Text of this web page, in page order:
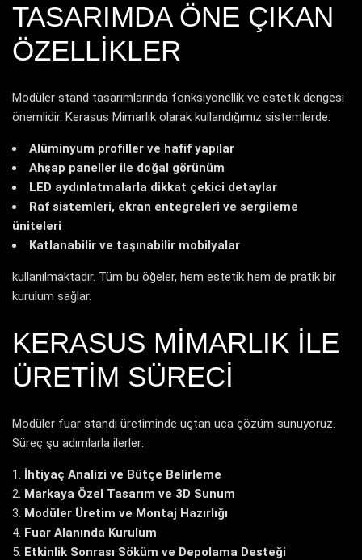
TASARIMDA ÖNE ÇIKAN
ÖZELLIKLER
Modüler stand tasarımlarında fonksiyonellik ve estetik dengesi
önemlidir. Kerasus Mimarlık olarak kullandığımız sistemlerde:
Alüminyum profiller ve hafif yapılar
Ahşap paneller ile doğal görünüm
LED aydınlatmalarla dikkat çekici detaylar
Raf sistemleri, ekran entegreleri ve sergileme
üniteleri
Katlanabilir ve taşınabilir mobilyalar
kullanılmaktadır. Tüm bu öğeler, hem estetik hem de pratik bir
kurulum sağlar.
KERASUS MIMARLIK ILE
ÜRETIM SÜRECI
Modüler fuar standı üretiminde uçtan uca çözüm sunuyoruz.
Süreç şu adımlarla ilerler:
İhtiyaç Analizi ve Bütçe Belirleme
Markaya Özel Tasarım ve 3D Sunum
Modüler Üretim ve Montaj Hazırlığı
Fuar Alanında Kurulum
Etkinlik Sonrası Söküm ve Depolama Desteği